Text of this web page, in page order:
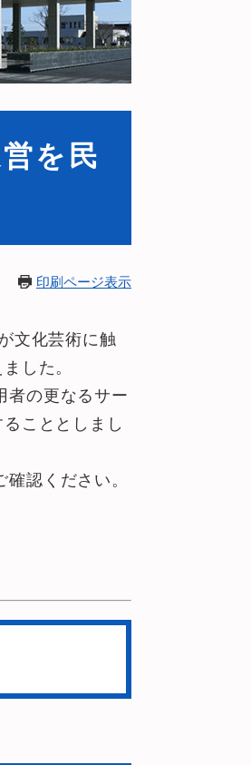
を民
印刷ページ表示
文化芸術に触
した。
者の更なるサー
こととしまし
認ください。